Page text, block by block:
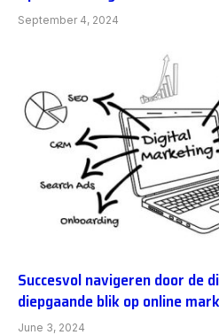
September 4, 2024
Succesvol navigeren door de
diepgaande blik op online
June 3, 2024